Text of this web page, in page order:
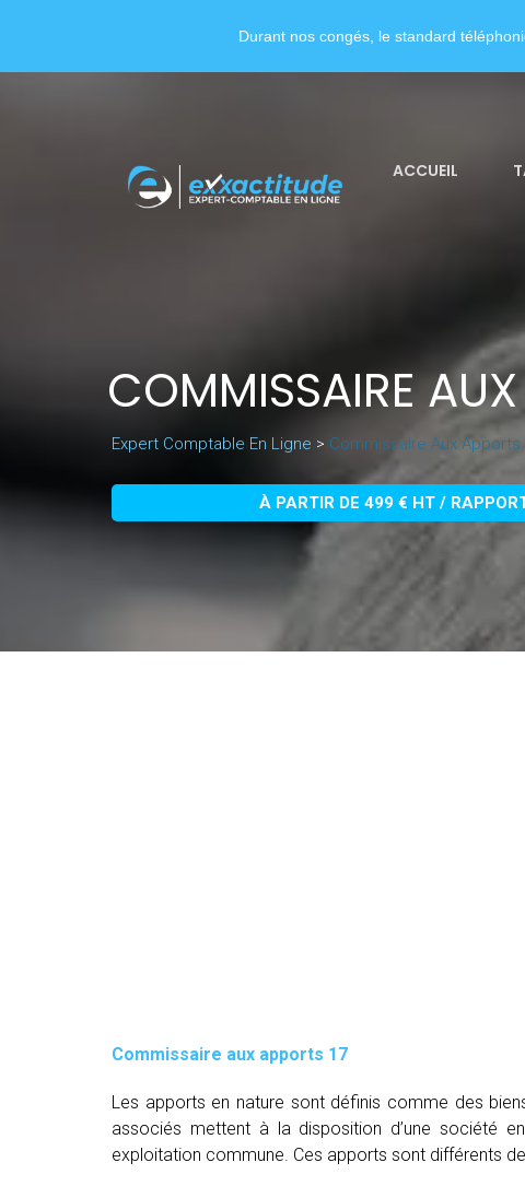
ACCUEIL
COMMISSAIRE
Expert Comptable En Ligne > Commissaire Aux Apports
À PARTIR DE 499 € HT /
Commissaire aux apports 17
Les apports en nature sont définis comme des
associés mettent à la disposition d’une société
exploitation commune. Ces apports sont différents
Durant nos congés, le standard